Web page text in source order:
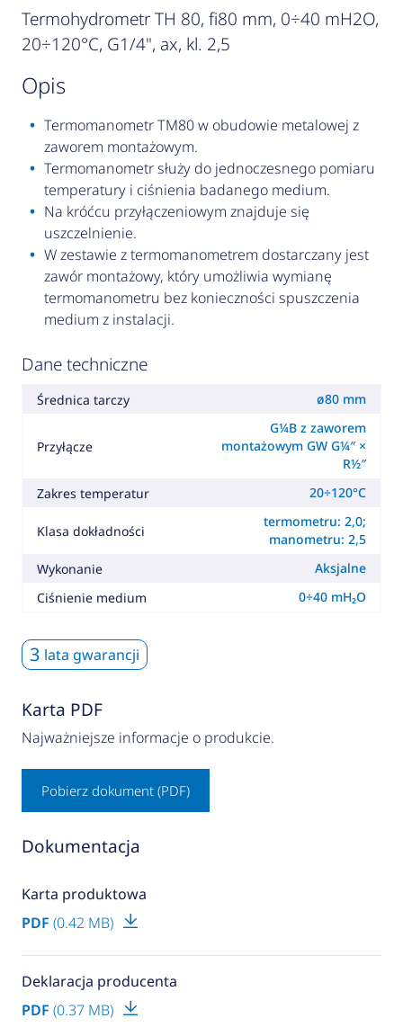
Termohydrometr TH 80, fi80 mm, 0÷40 mH2O,
20÷120°C, G1/4", ax, kl. 2,5
opis
Termomanometr TM80 w obudowie metalowej z
zaworem montażowym.
Termomanometr służy do jednoczesnego pomiaru
temperatury i ciśnienia badanego medium.
Na króćcu przyłączeniowym znajduje się
uszczelnienie.
W zestawie z termomanometrem dostarczany jest
zawór montażowy, który umożliwia wymianę
termomanometru bez konieczności spuszczenia
medium z instalacji.
Dane techniczne
Średnica tarczy ø80 mm
Przyłącze
G¼B z zaworem
montażowym GW G¼″ ×
R½″
Zakres temperatur
20÷120°C
Klasa dokładności
termometru: 2,0;
manometru: 2,5
Wykonanie
Aksjalne
Ciśnienie medium
0÷40 mH₂O
3 lata gwarancji
Karta PDF
Najważniejsze informacje o produkcie.
Pobierz dokument (PDF)
Dokumentacja
Karta produktowa
PDF (0.42 MB)
Deklaracja producenta
PDF (0.37 MB)